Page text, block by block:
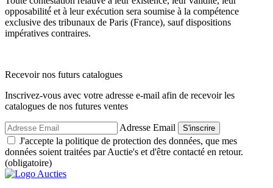
opposabilité́ et à leur exécution sera soumise à la compétence
exclusive des tribunaux de Paris (France), sauf dispositions
impératives contraires.
Recevoir nos futurs catalogues
Inscrivez-vous avec votre adresse e-mail afin de recevoir les
catalogues de nos futures ventes
Adresse Email S'inscrire
J'accepte la politique de protection des données, que mes
données soient traitées par Auctie's et d'être contacté en retour.
(obligatoire)